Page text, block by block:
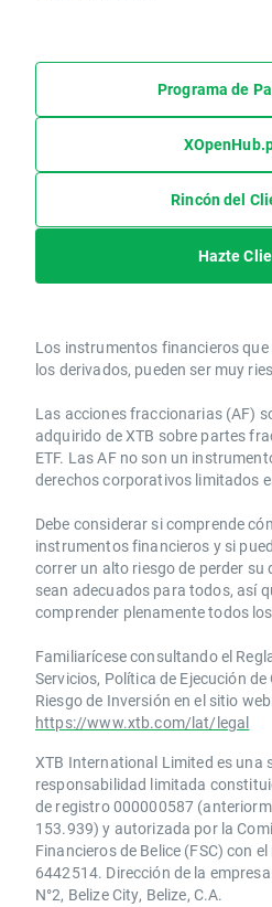
Programa de
Rincón del
Hazte
Los instrumentos financieros
los derivados, pueden ser muy
Las acciones fraccionarias (AF)
adquirido de XTB sobre partes
ETF. Las AF no son un
derechos corporativos limitados
Debe considerar si comprende
instrumentos financieros y si
correr un alto riesgo de perder su
sean adecuados para todos, así
comprender plenamente todos
Familiarícese consultando el
Servicios, Política de Ejecución
Riesgo de Inversión en el sitio
https://www.xtb.com/lat/legal
XTB International Limited es una
responsabilidad limitada
de registro 000000587
153.939) y autorizada por la
Financieros de Belice (FSC) con
6442514. Dirección de la
N°2, Belize City, Belize, C.A.